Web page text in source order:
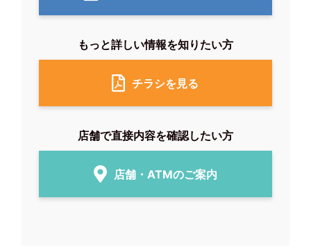
もっと詳しい情報を知りたい方
チラシを見る
店舗で直接内容を確認したい方
店舗・ATMのご案内